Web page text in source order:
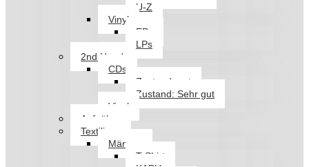
U-Z
Vinyl
EPs
LPs
2nd Hand
CDs
Zustand: gut
Zustand: Sehr gut
Vinyl
Aufnäher
Textilien
Männer
T-Shirt